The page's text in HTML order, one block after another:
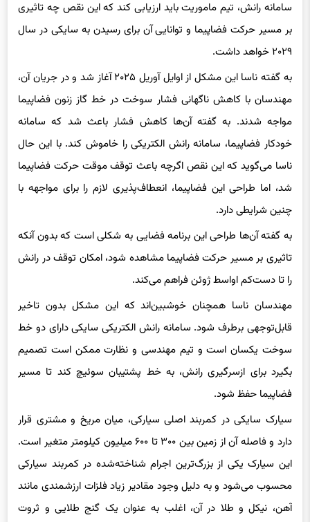
بر مسیر حرکت فضاپیما و توانایی آن برای رسیدن به سایکی در سال
۲۰۲۹ خواهد داشت.
مهندسان با کاهش ناگهانی فشار سوخت در خط گاز زنون فضاپیما
مواجه شدند. به گفته آن‌ها کاهش فشار باعث شد که سامانه
خودکار فضاپیما، سامانه رانش الکتریکی را خاموش کند. با این حال
ناسا می‌گوید که این نقص اگرچه باعث توقف موقت حرکت فضاپیما
شد، اما طراحی این فضاپیما، انعطاف‌پذیری لازم را برای مواجهه با
چنین شرایطی دارد.
به گفته آن‌ها طراحی این برنامه فضایی به شکلی است که بدون آنکه
تاثیری بر مسیر حرکت فضاپیما مشاهده شود، امکان توقف در رانش
را تا دست‌کم اواسط ژوئن فراهم می‌کند.
مهندسان ناسا همچنان خوشبین‌اند که این مشکل بدون تاخیر
قابل‌توجهی برطرف شود. سامانه رانش الکتریکی سایکی دارای دو خط
سوخت یکسان است و تیم مهندسی و نظارت ممکن است تصمیم
بگیرد برای ازسرگیری رانش، به خط پشتیبان سوئیچ کند تا مسیر
فضاپیما حفظ شود.
سیارک سایکی در کمربند اصلی سیارکی، میان مریخ و مشتری قرار
دارد و فاصله آن از زمین بین ۳۰۰ تا ۶۰۰ میلیون کیلومتر متغیر است.
این سیارک یکی از بزرگ‌ترین اجرام شناخته‌شده در کمربند سیارکی
محسوب می‌شود و به دلیل وجود مقادیر زیاد فلزات ارزشمندی مانند
آهن، نیکل و طلا در آن، اغلب به عنوان یک گنج طلایی و ثروت
بی‌پایان در فضا شناخته می‌شود.